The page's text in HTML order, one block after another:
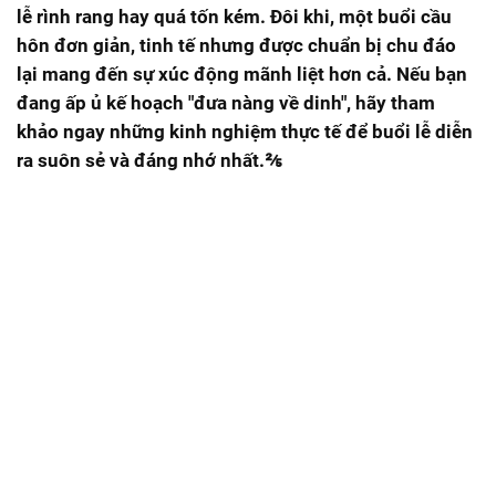
lễ rình rang hay quá tốn kém. Đôi khi, một buổi cầu
hôn đơn giản, tinh tế nhưng được chuẩn bị chu đáo
lại mang đến sự xúc động mãnh liệt hơn cả. Nếu bạn
đang ấp ủ kế hoạch "đưa nàng về dinh", hãy tham
khảo ngay những kinh nghiệm thực tế để buổi lễ diễn
ra suôn sẻ và đáng nhớ nhất.⅖